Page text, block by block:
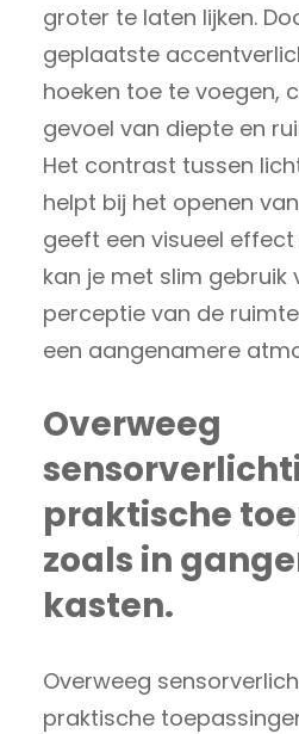
groter te laten lijken.
geplaatste
hoeken toe te voegen,
gevoel van diepte en
Het contrast tussen
helpt bij het openen
geeft een visueel effect
kan je met slim gebruik
perceptie van de
een aangenamere
Overweeg
praktische
zoals in
kasten.
Overweeg
praktische